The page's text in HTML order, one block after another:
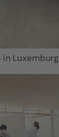
in Luxemburg